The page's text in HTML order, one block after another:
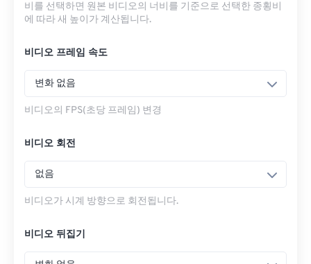
비를 선택하면 원본 비디오의 너비를 기준으로 선택한 종횡비
에 따라 새 높이가 계산됩니다.
비디오 프레임 속도
변화 없음
비디오의 FPS(초당 프레임) 변경
비디오 회전
없음
비디오가 시계 방향으로 회전됩니다.
비디오 뒤집기